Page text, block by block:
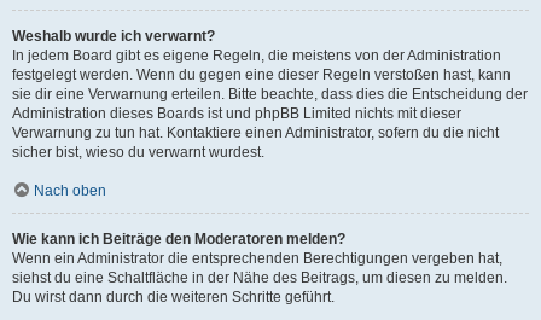
Weshalb wurde ich verwarnt?
In jedem Board gibt es eigene Regeln, die meistens von der Administration
festgelegt werden. Wenn du gegen eine dieser Regeln verstoßen hast, kann
sie dir eine Verwarnung erteilen. Bitte beachte, dass dies die Entscheidung der
Administration dieses Boards ist und phpBB Limited nichts mit dieser
Verwarnung zu tun hat. Kontaktiere einen Administrator, sofern du die nicht
sicher bist, wieso du verwarnt wurdest.
Nach oben
Wie kann ich Beiträge den Moderatoren melden?
Wenn ein Administrator die entsprechenden Berechtigungen vergeben hat,
siehst du eine Schaltfläche in der Nähe des Beitrags, um diesen zu melden.
Du wirst dann durch die weiteren Schritte geführt.